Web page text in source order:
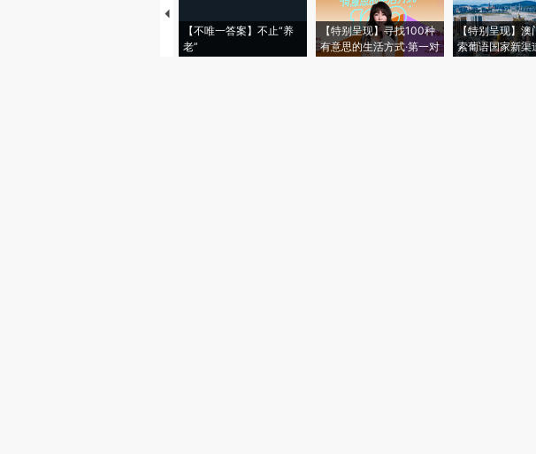
【不唯一答案】不止“养
老”
【特别呈现】寻找100种
有意思的生活方式·第一对
【特别呈现】澳
索葡语国家新渠